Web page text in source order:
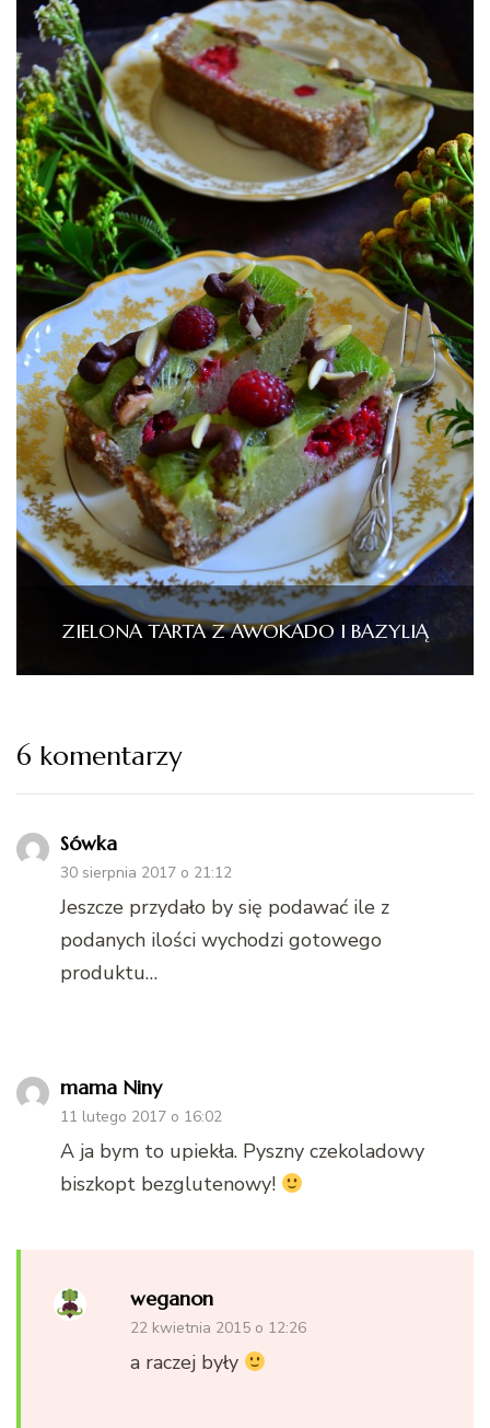
ZIELONA TARTA Z AWOKADO I BAZYLIĄ
6 komentarzy
Sówka
30 sierpnia 2017 o 21:12
Jeszcze przydało by się podawać ile z
podanych ilości wychodzi gotowego
produktu…
mama Niny
11 lutego 2017 o 16:02
A ja bym to upiekła. Pyszny czekoladowy
biszkopt bezglutenowy!
weganon
22 kwietnia 2015 o 12:26
a raczej były